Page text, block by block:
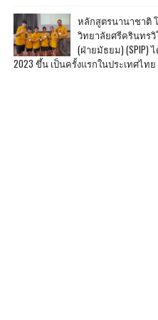
หลักสูตรนานาชาติ
วิทยาลัยศรีครินทร
(ฝ่ายมัธยม) (SPIP) ไ
2023 ขึ้น เป็นครั้งแรกในประเทศไทย